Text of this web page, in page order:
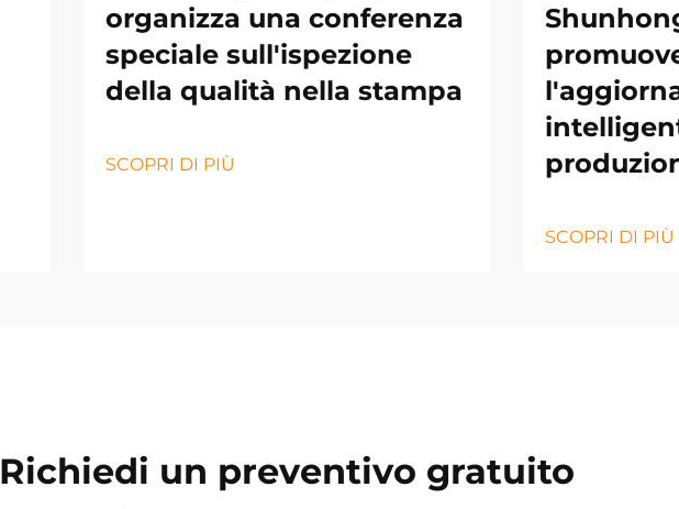
organizza una conferenza
speciale sull'ispezione
della qualità nella stampa
SCOPRI DI PIÙ
SCOPRI DI PIÙ
Richiedi un preventivo gratuito